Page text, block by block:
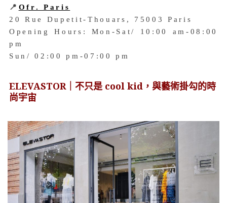
📍 Ofr. Paris
20 Rue Dupetit-Thouars, 75003 Paris
Opening Hours: Mon-Sat/ 10:00 am-08:00
pm
Sun/ 02:00 pm-07:00 pm
ELEVASTOR｜不只是 cool kid，與藝術掛勾的時
尚宇宙